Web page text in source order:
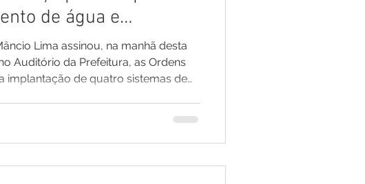
de água e
de 14 mil
Lima assinou, na manhã desta
Auditório da Prefeitura, as Ordens
implantação de quatro sistemas de
adjacentes. A solenidade